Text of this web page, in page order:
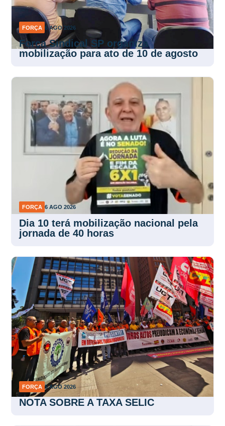
FORÇA 6 AGO 2026
Força Sindical SP organiza
mobilização para ato de 10 de agosto
FORÇA 6 AGO 2026
Dia 10 terá mobilização nacional pela
jornada de 40 horas
FORÇA 5 AGO 2026
NOTA SOBRE A TAXA SELIC